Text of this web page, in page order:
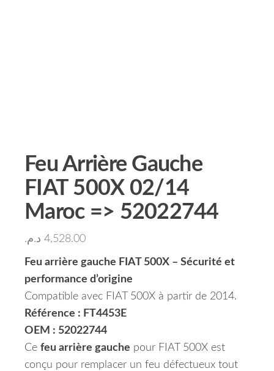
Feu Arrière Gauche
FIAT 500X 02/14
Maroc => 52022744
4,528.00 د.م.
Feu arrière gauche FIAT 500X – Sécurité et
performance d’origine
Compatible avec FIAT 500X à partir de 2014.
Référence : FT4453E
OEM : 52022744
Ce feu arrière gauche pour FIAT 500X est
conçu pour remplacer un feu défectueux tout